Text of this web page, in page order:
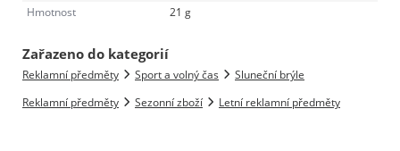
Hmotnost
21 g
Zařazeno do kategorií
Reklamní předměty Sport a volný čas
Sluneční brýle
Reklamní předměty
Sezonní zboží Letní reklamní předměty